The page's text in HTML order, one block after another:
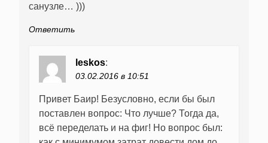
санузле… )))
Ответить
leskos:
03.02.2016 в 10:51
Привет Баир! Безусловно, если бы был
поставлен вопрос: Что лучше? Тогда да,
всё переделать и на фиг! Но вопрос был: